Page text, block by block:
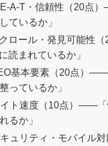
A-T・信頼性（20点
ているか」
ロール・発見可能性
に読まれているか」
基本要素（20点）
っているか」
ト速度（10点）——「
るか」
ュリティ・モバイル対